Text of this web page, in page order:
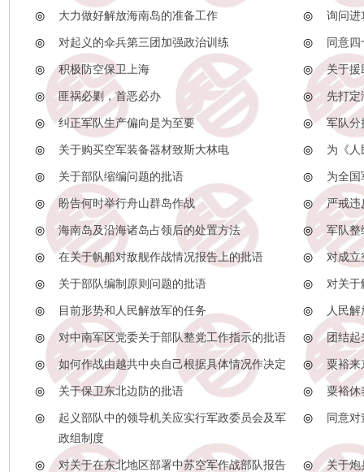
◎ 大力做好解放海南岛的准备工作 ◎ 询问进
◎ 对起义的伞兵第三团加强政治训练 ◎ 同意四
◎ 积极防空保卫上海 ◎ 关于援
◎ 匪祸必剿，首恶必办 ◎ 先打定
◎ 纠正军队生产偏向是为至要 ◎ 军队分
◎ 关于购买空军装备器材致斯大林电 ◎ 为《人
◎ 关于部队缩编问题的批语 ◎ 为全
◎ 盼告何时举行舟山群岛作战 ◎ 严戒违
◎ 海南岛及沿海诸岛占领后的处置方法 ◎ 军队整
◎ 在关于帆船对敌舰作战情况报告上的批语 ◎ 对成
◎ 关于部队编制原则问题的批语 ◎ 对关于
◎ 目前形势和人民解放军的任务 ◎ 人民
◎ 对中南军区党委关于部队整党工作指示的批语 ◎ 团结起
◎ 如何作战由越共中央自己根据具体情况作决定 ◎ 粟裕来
◎ 关于保卫东北边防的批语 ◎ 粟裕休
◎
起义部队中的领导机关应实行军政委员会及军
政组制度
◎ 同意对
◎
对关于在东北地区部署中苏空军作战部队报告
◎ 关于炮